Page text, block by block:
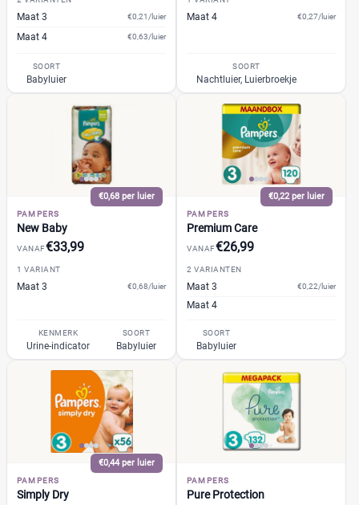
Voordeelpak
Maat Reset
(0)
1
13+
2 (8)
Kenmerk
Milieuvriendelijk
Ongeparfumeerd
Urine-indicator
Geslacht
Maat 3 €0,21/luier
Maat 4 €0,63/luier
SOORT
Babyluier
Maat 4 €0,27/luier
SOORT
Nachtluier, Luierbroekje
€0,68 per luier
PAMPERS
New Baby
VANAF€33,99
1 VARIANT
Maat 3 €0,68/luier
KENMERK
Urine-indicator
SOORT
Babyluier
€0,22 per luier
PAMPERS
Premium Care
VANAF€26,99
2 VARIANTEN
Maat 3 €0,22/luier
Maat 4
SOORT
Babyluier
€0,44 per luier
PAMPERS
Simply Dry
PAMPERS
Pure Protection